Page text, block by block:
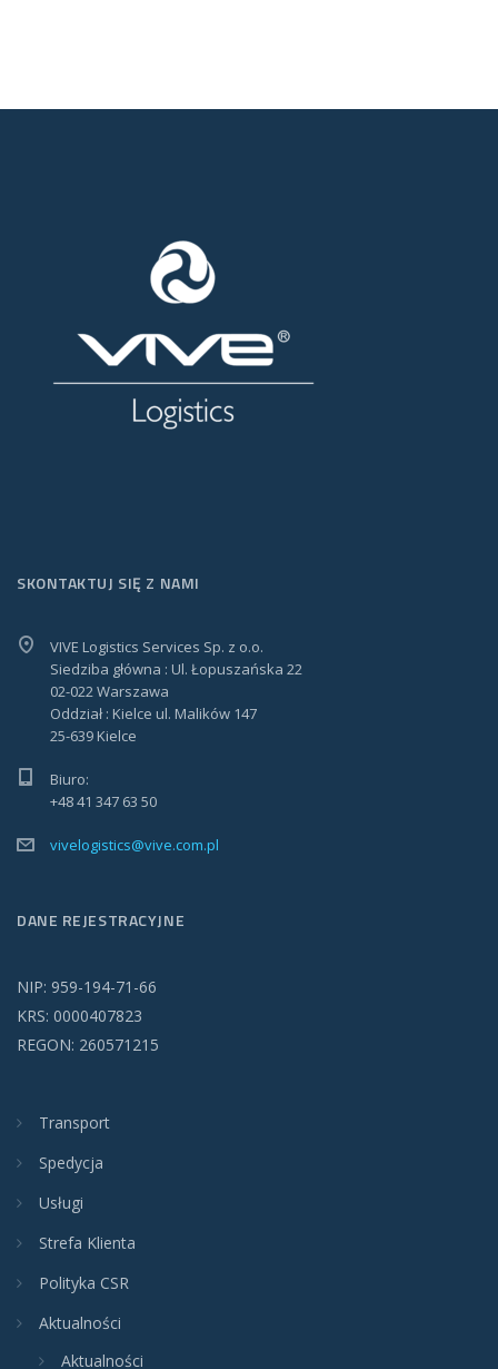
SKONTAKTUJ SIĘ Z NAMI
VIVE Logistics Services Sp. z o.o.
Siedziba główna : Ul. Łopuszańska 22
02-022 Warszawa
Oddział : Kielce ul. Malików 147
25-639 Kielce
Biuro:
+48 41 347 63 50
vivelogistics@vive.com.pl
DANE REJESTRACYJNE
NIP: 959-194-71-66
KRS: 0000407823
REGON: 260571215
Transport
Spedycja
Usługi
Strefa Klienta
Polityka CSR
Aktualności
Aktualności